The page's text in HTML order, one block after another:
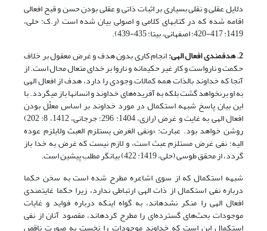
دلایل عقلی و نقلی بسیاری بر اثبات ذاتی و عقلی بودن حسن و قبح افعالی
اقامه شده که در کتاب‎های کلامی و اصولی بیان شده است (ر.ک: حلی،
1419: 417-420؛ اصفهانی، بی‏تا: 435-439).
2. هدفمندی افعال الهی:
انجام کاری بدون هدف و غرض معقول بر خلاف
حکمت و نارواست و کار غیر حکیمانه و ناروا بر خدای متعال محال است. از
آن‎جا که خداوند بالذات همه کمالات وجودی را دارد، هدف از افعال الهی
به او برنخواهد گشت بلکه به آفریده‌های خداوند و انسان‎ها باز می‎گردد. با
این بیان پاسخ شبهه استکمال در مورد خداوند بر اساس معلّل بودن
افعال الهی به غایت و غرض (رازی، 1404: 296؛ جرجانی، 1412، 8: 202)
روشن خواهد بود. عبارت: «ونفی الغرض یستلزم العبث ولایلزم عوده
الیه؛ نفی غرض مستلزم عبث است، و لازم نیست که غرض به خدا باز
گردد، از محقق طوسی (حلی، 1419: 422) بیان‎گر مطلب پیشین است.
شبهه استکمال که از سوی اشاعره مطرح شده است به سخن حکما
درباره نفی استکمال از ذات الهی ارتباطی ندارد، زیرا حکما غایتمندی
افعال الهی را منکر نشده‎اند، به گواه این‎که درباره فواید و غایات
موجودات بحث‌های گسترده‌ای را مطرح کرده‎اند، مقصود آنان از نفی